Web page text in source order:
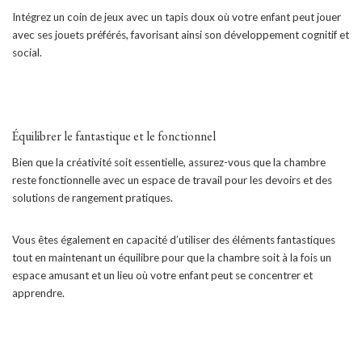
Intégrez un coin de jeux avec un tapis doux où votre enfant peut jouer
avec ses jouets préférés, favorisant ainsi son développement cognitif et
social.
Équilibrer le fantastique et le fonctionnel
Bien que la créativité soit essentielle, assurez-vous que la chambre
reste fonctionnelle avec un espace de travail pour les devoirs et des
solutions de rangement pratiques.
Vous êtes également en capacité d’utiliser des éléments fantastiques
tout en maintenant un équilibre pour que la chambre soit à la fois un
espace amusant et un lieu où votre enfant peut se concentrer et
apprendre.